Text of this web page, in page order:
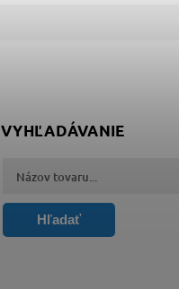
VYHĽADÁVANIE
Hľadať